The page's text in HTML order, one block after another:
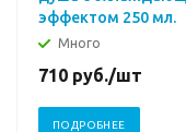
эффектом 250 мл.
Много
710 руб./шт
ПОДРОБНЕЕ